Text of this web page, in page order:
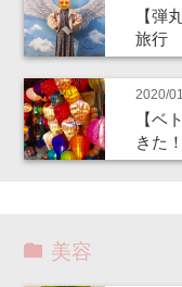
【弾
旅行
2020/
【ベ
きた！
美容